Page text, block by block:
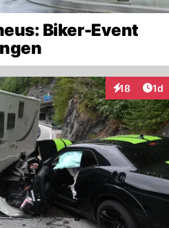
Biker-Event
18 1d